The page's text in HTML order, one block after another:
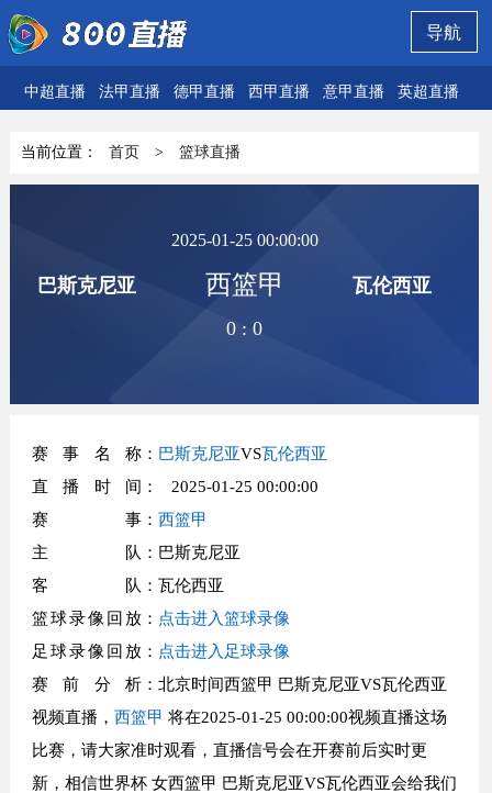
导航
中超直播 法甲直播 德甲直播 西甲直播 意甲直播 英超直播
当前位置： 首页 > 篮球直播
巴斯克尼亚
2025-01-25 00:00:00
西篮甲
0 :0
瓦伦西亚
赛事名称： 巴斯克尼亚VS瓦伦西亚
直播时间 ： 2025-01-25 00:00:00
赛事： 西篮甲
主队 ：巴斯克尼亚
客队 ：瓦伦西亚
篮球录像回放： 点击进入篮球录像
足球录像回放： 点击进入足球录像
赛前分析：北京时间西篮甲 巴斯克尼亚VS瓦伦西亚
视频直播， 西篮甲 将在2025-01-25 00:00:00视频直播这场
比赛，请大家准时观看，直播信号会在开赛前后实时更
新，相信世界杯 女西篮甲 巴斯克尼亚VS瓦伦西亚会给我们